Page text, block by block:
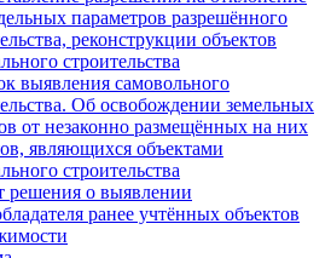
параметров разрешённого
реконструкции объектов
строительства
выявления самовольного
Об освобождении земельных
от незаконно размещённых на них
являющихся объектами
строительства
решения о выявлении
ранее учтённых объектов